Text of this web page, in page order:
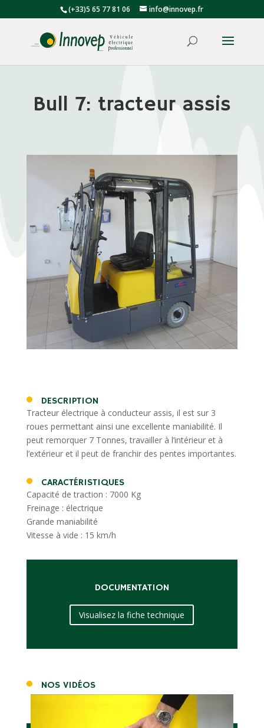
(+33)5 65 77 81 06 info@innovep.fr
Bull 7: tracteur assis
DESCRIPTION
Tracteur électrique à conducteur assis, il est sur 3
roues permettant ainsi une excellente maniabilité. Il
peut remorquer 7 Tonnes, travailler à l’intérieur et à
l’extérieur et il peut de franchir des pentes importantes.
CARACTÉRISTIQUES
Capacité de traction : 7000 Kg
Freinage : électrique
Grande maniabilité
Vitesse à vide : 15 km/h
DOCUMENTATION
Visualisez la fiche technique
NOS VIDÉOS